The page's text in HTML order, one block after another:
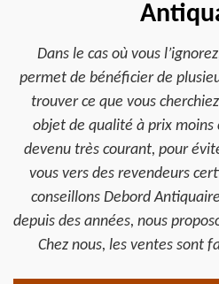
Dans le cas où vous
permet de bénéficier de
trouver ce que vous
objet de qualité à prix moins
devenu très courant, pour
vous vers des revendeurs
conseillons Debord
depuis des années, nous
Chez nous, les ventes sont